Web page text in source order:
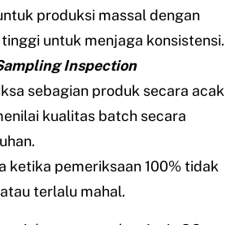
produksi massal dengan
untuk menjaga konsistensi.
Inspection
sebagian produk secara acak
kualitas batch secara
ketika pemeriksaan 100% tidak
terlalu mahal.